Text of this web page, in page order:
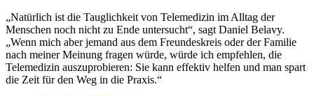
„Natürlich ist die Tauglichkeit von Telemedizin im Alltag der
Menschen noch nicht zu Ende untersucht“, sagt Daniel Belavy.
„Wenn mich aber jemand aus dem Freundeskreis oder der Familie
nach meiner Meinung fragen würde, würde ich empfehlen, die
Telemedizin auszuprobieren: Sie kann effektiv helfen und man spart
die Zeit für den Weg in die Praxis.“